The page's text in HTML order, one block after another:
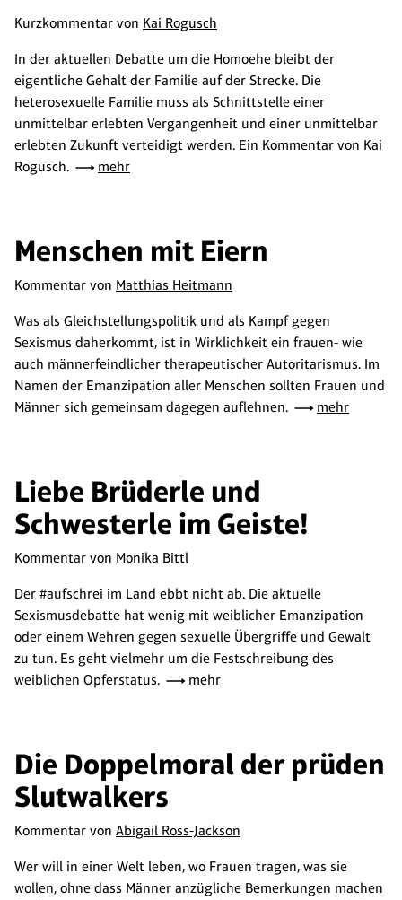
Kurzkommentar von Kai Rogusch
In der aktuellen Debatte um die Homoehe bleibt der
eigentliche Gehalt der Familie auf der Strecke. Die
heterosexuelle Familie muss als Schnittstelle einer
unmittelbar erlebten Vergangenheit und einer unmittelbar
erlebten Zukunft verteidigt werden. Ein Kommentar von Kai
Rogusch.
mehr
Menschen mit Eiern
Kommentar von Matthias Heitmann
Was als Gleichstellungspolitik und als Kampf gegen
Sexismus daherkommt, ist in Wirklichkeit ein frauen- wie
auch männerfeindlicher therapeutischer Autoritarismus. Im
Namen der Emanzipation aller Menschen sollten Frauen und
Männer sich gemeinsam dagegen auflehnen.
mehr
Liebe Brüderle und
Schwesterle im Geiste!
Kommentar von Monika Bittl
Der #aufschrei im Land ebbt nicht ab. Die aktuelle
Sexismusdebatte hat wenig mit weiblicher Emanzipation
oder einem Wehren gegen sexuelle Übergriffe und Gewalt
zu tun. Es geht vielmehr um die Festschreibung des
weiblichen Opferstatus.
mehr
Die Doppelmoral der prüden
Slutwalkers
Kommentar von Abigail Ross-Jackson
Wer will in einer Welt leben, wo Frauen tragen, was sie
wollen, ohne dass Männer anzügliche Bemerkungen machen